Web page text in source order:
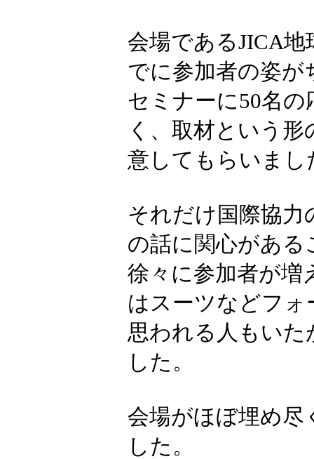
会場であるJICA
でに参加者の姿が
セミナーに50名
く、取材という
意してもらいまし
それだけ国際協力
の話に関心があ
徐々に参加者が増
はスーツなどフ
思われる人もい
した。
会場がほぼ埋め
した。